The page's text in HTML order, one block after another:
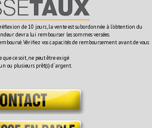
de 10 jours, la vente est subordonnée à l'obtention du
devra lui rembourser les sommes versées.
Vérifiez vos capacités de remboursement avant de vous
ce soit, ne peut être exigé
ou plusieurs prêt(s) d´argent.